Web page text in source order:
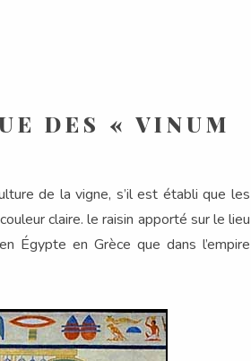
DES « VINUM
de la vigne, s’il est établi que les
claire. le raisin apporté sur le lieu
Égypte en Grèce que dans l’empire